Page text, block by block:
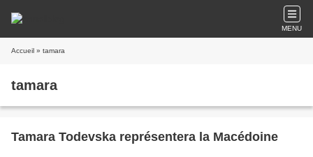
MENU
Accueil » tamara
tamara
Tamara Todevska représentera la Macédoine